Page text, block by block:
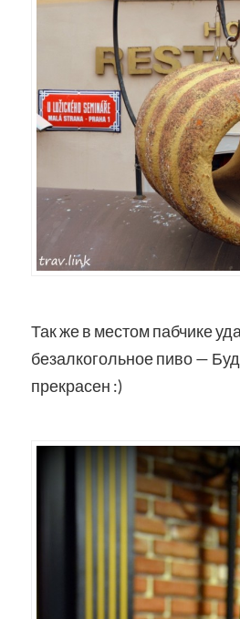
Так же в местом пабчике
безалкогольное пиво —
прекрасен :)